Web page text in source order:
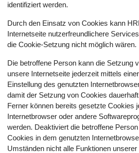
identifiziert werden.
Durch den Einsatz von Cookies kann
Internetseite nutzerfreundlichere
die Cookie-Setzung nicht möglich wären.
Die betroffene Person kann die Setzung
unsere Internetseite jederzeit mittels
Einstellung des genutzten
damit der Setzung von Cookies
Ferner können bereits gesetzte Cookies
Internetbrowser oder andere
werden. Deaktiviert die betroffene
Cookies in dem genutzten
Umständen nicht alle Funktionen